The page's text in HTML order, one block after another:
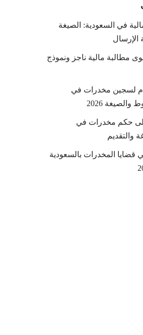
في السعودية: الصيغة
الإرسال
مطالبة مالية ناجز ونموذج
لسجين مخدرات في
2026
حكم مخدرات في
والتقديم
قضايا المخدرات بالسعودية